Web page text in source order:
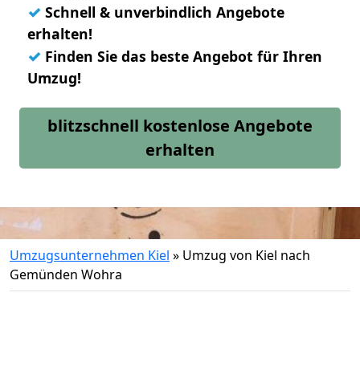
✓ Schnell & unverbindlich Angebote
erhalten!
✓ Finden Sie das beste Angebot für Ihren
Umzug!
blitzschnell kostenlose Angebote
erhalten
Umzugsunternehmen Kiel » Umzug von Kiel nach
Gemünden Wohra